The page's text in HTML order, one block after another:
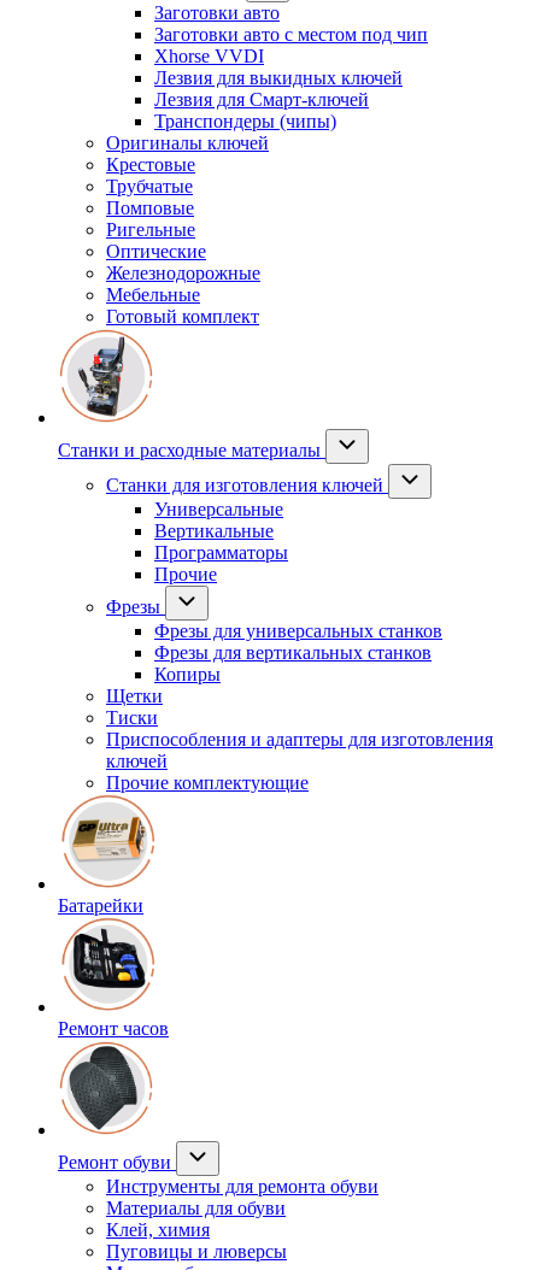
Заготовки авто
Заготовки авто с местом под чип
Xhorse VVDI
Лезвия для выкидных ключей
Лезвия для Смарт-ключей
Транспондеры (чипы)
Оригиналы ключей
Крестовые
Трубчатые
Помповые
Ригельные
Оптические
Железнодорожные
Мебельные
Готовый комплект
Станки и расходные материалы
Станки для изготовления ключей
Универсальные
Вертикальные
Программаторы
Прочие
Фрезы
Фрезы для универсальных станков
Фрезы для вертикальных станков
Копиры
Щетки
Тиски
Приспособления и адаптеры для изготовления
ключей
Прочие комплектующие
Батарейки
Ремонт часов
Ремонт обуви
Инструменты для ремонта обуви
Материалы для обуви
Клей, химия
Пуговицы и люверсы